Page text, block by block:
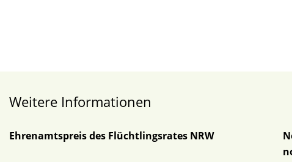
Weitere Informationen
Ehrenamtspreis des Flüchtlingsrates NRW